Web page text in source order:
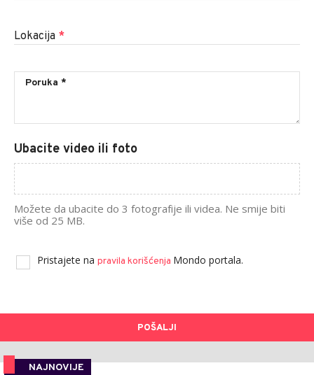
Lokacija *
Ubacite video ili foto
Možete da ubacite do 3 fotografije ili videa. Ne smije biti
više od 25 MB.
Pristajete na pravila korišćenja Mondo portala.
POŠALJI
NAJNOVIJE